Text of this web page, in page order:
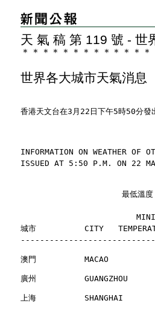
天 氣 稿 第 119 號 - 世
＊ ＊ ＊ ＊ ＊ ＊ ＊ ＊ ＊ ＊ ＊ ＊ ＊
世界各大城市天氣消息
香港天文台在3月22日下午5時50分發
INFORMATION ON WEATHER OF
ISSUED AT 5:50 P.M. ON 22
最低溫度
城市          CITY
澳門          MACAO
廣州          GUANGZHOU
上海          SHANGHAI